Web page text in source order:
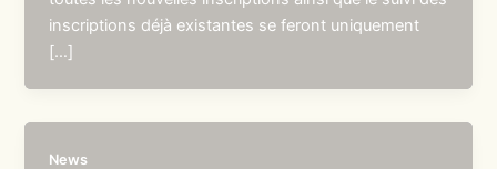
inscriptions déjà existantes se feront uniquement
[…]
News